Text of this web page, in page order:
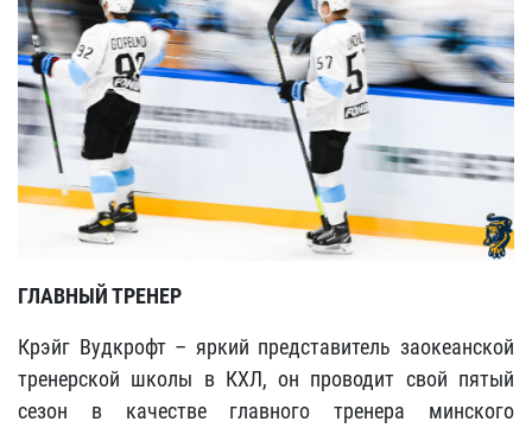
ГЛАВНЫЙ ТРЕНЕР
Крэйг Вудкрофт – яркий представитель заокеанской
тренерской школы в КХЛ, он проводит свой пятый
сезон в качестве главного тренера минского